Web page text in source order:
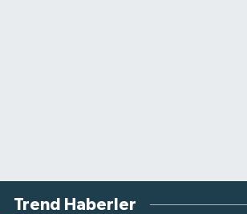
Trend Haberler